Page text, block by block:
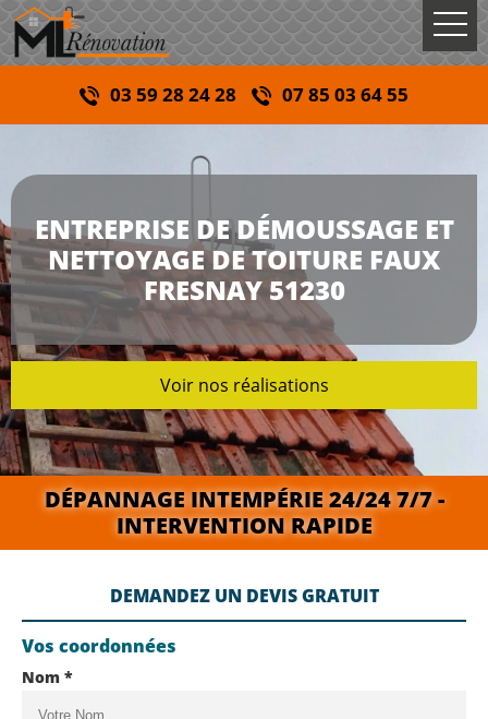
03 59 28 24 28 07 85 03 64 55
ENTREPRISE DE DÉMOUSSAGE ET
NETTOYAGE DE TOITURE FAUX
FRESNAY 51230
Voir nos réalisations
DÉPANNAGE INTEMPÉRIE 24/24 7/7 -
INTERVENTION RAPIDE
DEMANDEZ UN DEVIS GRATUIT
Vos coordonnées
Nom *